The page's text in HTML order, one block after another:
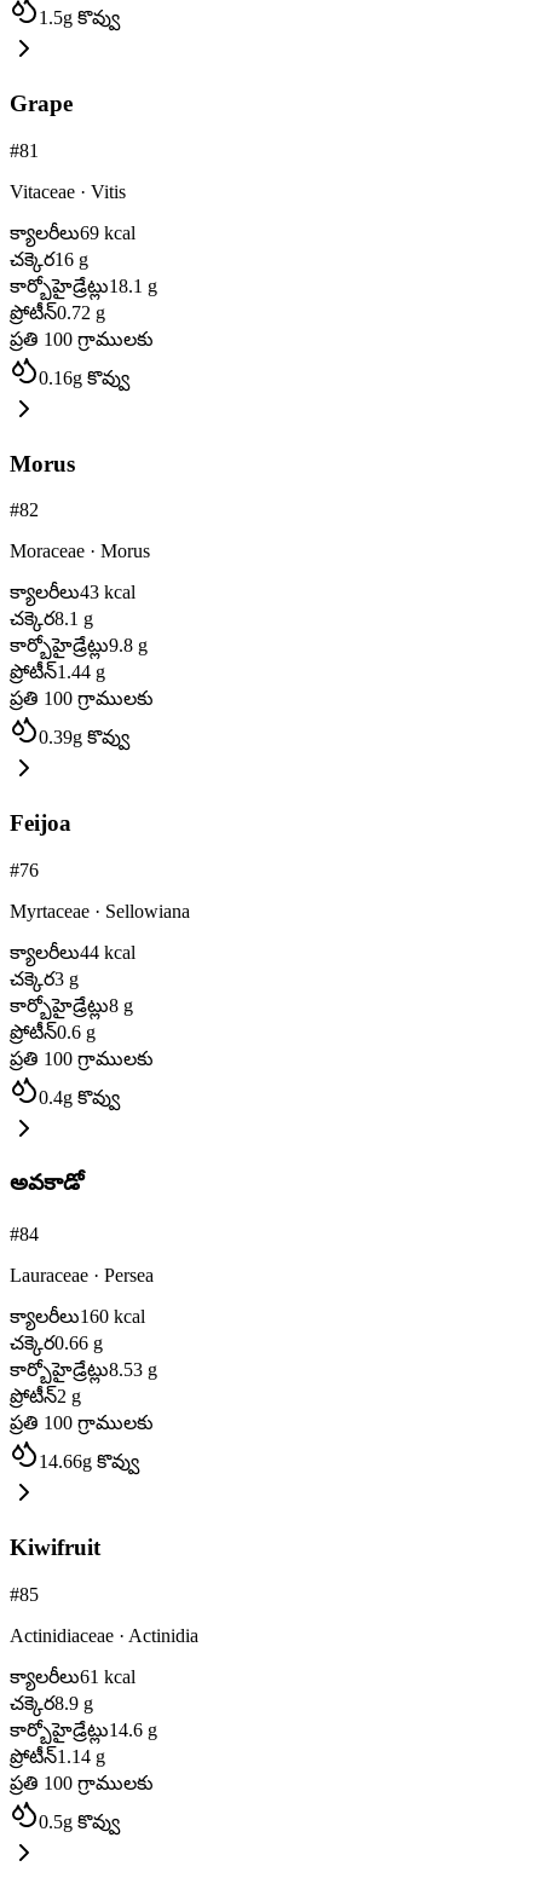
1.5g కొవ్వు
Grape
#81
Vitaceae · Vitis
క్యాలరీలు69 kcal
చక్కెర16 g
కార్బోహైడ్రేట్లు18.1 g
ప్రోటీన్0.72 g
ప్రతి 100 గ్రాములకు
0.16g కొవ్వు
Morus
#82
Moraceae · Morus
క్యాలరీలు43 kcal
చక్కెర8.1 g
కార్బోహైడ్రేట్లు9.8 g
ప్రోటీన్1.44 g
ప్రతి 100 గ్రాములకు
0.39g కొవ్వు
Feijoa
#76
Myrtaceae · Sellowiana
క్యాలరీలు44 kcal
చక్కెర3 g
కార్బోహైడ్రేట్లు8 g
ప్రోటీన్0.6 g
ప్రతి 100 గ్రాములకు
0.4g కొవ్వు
అవకాడో
#84
Lauraceae · Persea
క్యాలరీలు160 kcal
చక్కెర0.66 g
కార్బోహైడ్రేట్లు8.53 g
ప్రోటీన్2 g
ప్రతి 100 గ్రాములకు
14.66g కొవ్వు
Kiwifruit
#85
Actinidiaceae · Actinidia
క్యాలరీలు61 kcal
చక్కెర8.9 g
కార్బోహైడ్రేట్లు14.6 g
ప్రోటీన్1.14 g
ప్రతి 100 గ్రాములకు
0.5g కొవ్వు